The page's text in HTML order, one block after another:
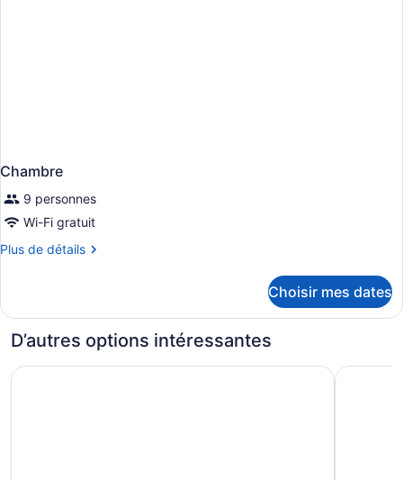
Chambre
9 personnes
Wi-Fi gratuit
Plus de détails
Plus
Chambre
Choisir mes dates
D’autres options intéressantes
Baccarat Hotel and Residences New York The Fifth